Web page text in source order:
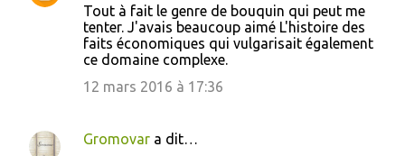
Tout à fait le genre de bouquin qui peut me
tenter. J'avais beaucoup aimé L'histoire des
faits économiques qui vulgarisait également
ce domaine complexe.
12 mars 2016 à 17:36
Gromovar a dit…